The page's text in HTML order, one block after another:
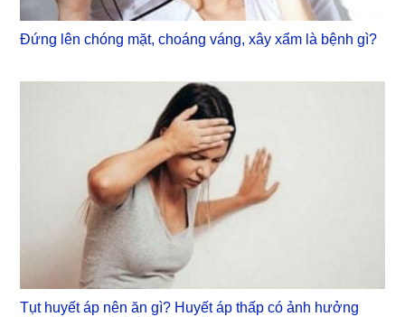
Đứng lên chóng mặt, choáng váng, xây xẩm là bệnh gì?
Tụt huyết áp nên ăn gì? Huyết áp thấp có ảnh hưởng